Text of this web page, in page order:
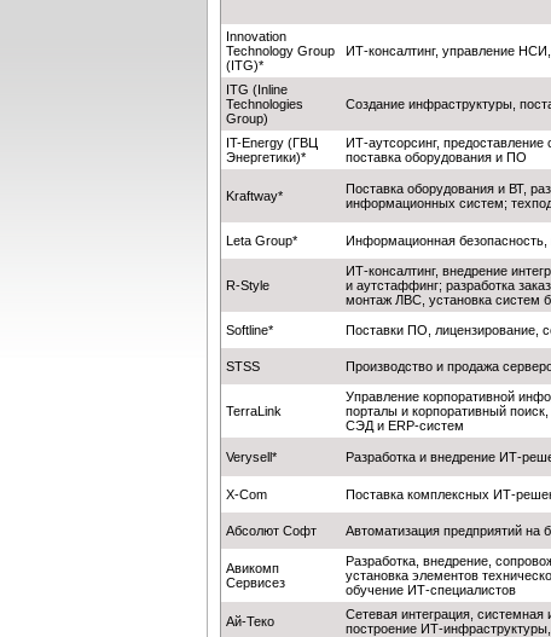
Innovation
Technology Group
(ITG)*
ИТ-консалтинг, управление
ITG (Inline
Technologies
Group)
Создание инфраструктуры,
IT-Еnergy (ГВЦ
Энергетики)*
ИТ-аутсорсинг, предоставление
поставка оборудования и ПО
Kraftway*
Поставка оборудования и ВТ,
информационных систем;
Leta Group* Информационная безопасность,
R-Style
ИТ-консалтинг, внедрение
и аутстаффинг; разработка
монтаж ЛВС, установка систем
Softline* Поставки ПО, лицензирование,
STSS Производство и продажа
TerraLink
Управление корпоративной
порталы и корпоративный
СЭД и ERP-систем
Verysell* Разработка и внедрение ИТ-
X-Com Поставка комплексных ИТ-
Абсолют Софт Автоматизация предприятий
Авикомп
Сервисез
Разработка, внедрение,
установка элементов
обучение ИТ-специалистов
Ай-Теко
Сетевая интеграция,
построение ИТ-